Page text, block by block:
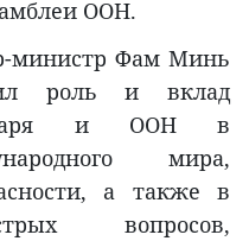
ООН.
министр Фам Минь
роль и вклад
и ООН в
мира,
а также в
вопросов,